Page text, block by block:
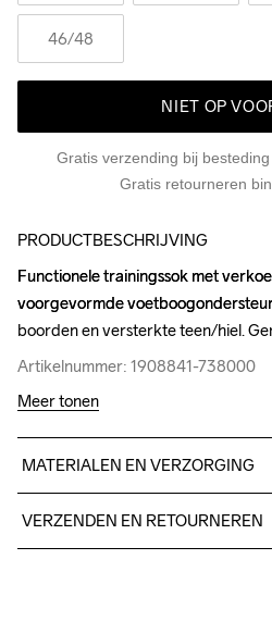
46/48
NIET OP
Gratis verzending bij
Gratis retourneren
PRODUCTBESCHRIJVING
Functionele trainingssok met
voorgevormde
boorden en versterkte teen/hiel.
Artikelnummer: 1908841-738000
Functionele trainingssok met
voorgevormde
boorden en versterkte teen/hiel.
Artikelnummer: 1908841-738000
Meer tonen
MATERIALEN EN VERZORGING
VERZENDEN EN RETOURNEREN